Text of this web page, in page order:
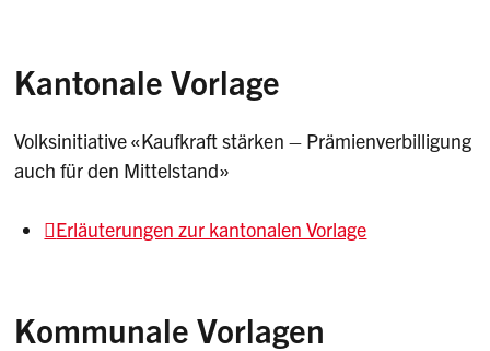
Kantonale Vorlage
Volksinitiative «Kaufkraft stärken – Prämienverbilligung
auch für den Mittelstand»
Erläuterungen zur kantonalen Vorlage
Kommunale Vorlagen